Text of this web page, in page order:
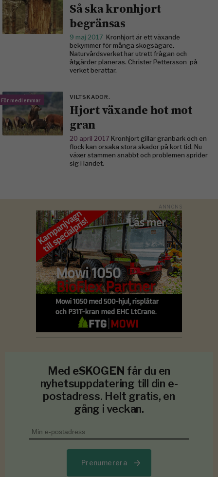
Så ska kronhjort
begränsas
9 maj 2017 Kronhjort är ett växande
bekymmer för många skogsägare.
Naturvårdsverket har utrett frågan och
åtgärder planeras. Christer Pettersson på
verket berättar.
För medlemmar VILTSKADOR.
Hjort växande hot mot
gran
20 april 2017 Kronhjort gillar granbark och en
flock kan orsaka stora skador på kort tid. Nu
växer stammen snabbt och problemen sprider
sig i landet.
Med eSKOGEN får du en
nyhetsuppdatering till din e-
postadress. Helt gratis, en
gång i veckan.
Prenumerera